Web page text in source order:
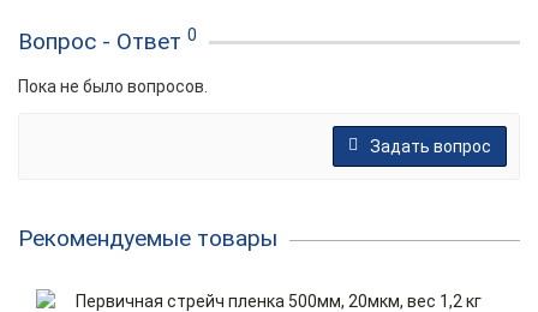
Вопрос - Ответ 0
Пока не было вопросов.
Задать вопрос
Рекомендуемые товары